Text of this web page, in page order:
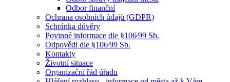
Odbor finanční
Ochrana osobních údajů (GDPR)
Schránka důvěry
Povinné informace dle §106⁄99 Sb.
Odpovědi dle §106⁄99 Sb.
Kontakty
Životní situace
Organizační řád úřadu